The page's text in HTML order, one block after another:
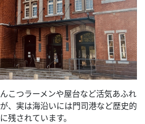
こつラーメンや屋台など活気あふれ
、実は海沿いには門司港など歴史的
残されています。